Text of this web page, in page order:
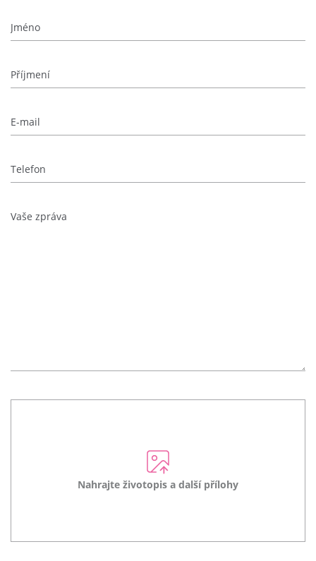
Nahrajte životopis a další přílohy